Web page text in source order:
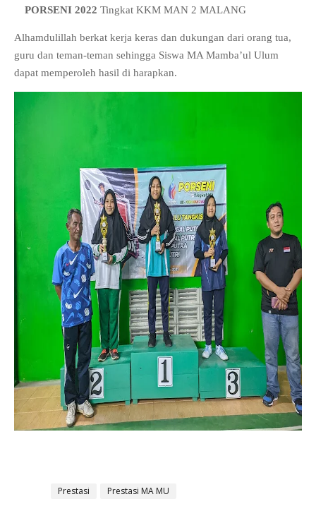
PORSENI 2022 Tingkat KKM MAN 2 MALANG
Alhamdulillah berkat kerja keras dan dukungan dari orang tua,
guru dan teman-teman sehingga Siswa MA Mamba’ul Ulum
dapat memperoleh hasil di harapkan.
Prestasi Prestasi MA MU